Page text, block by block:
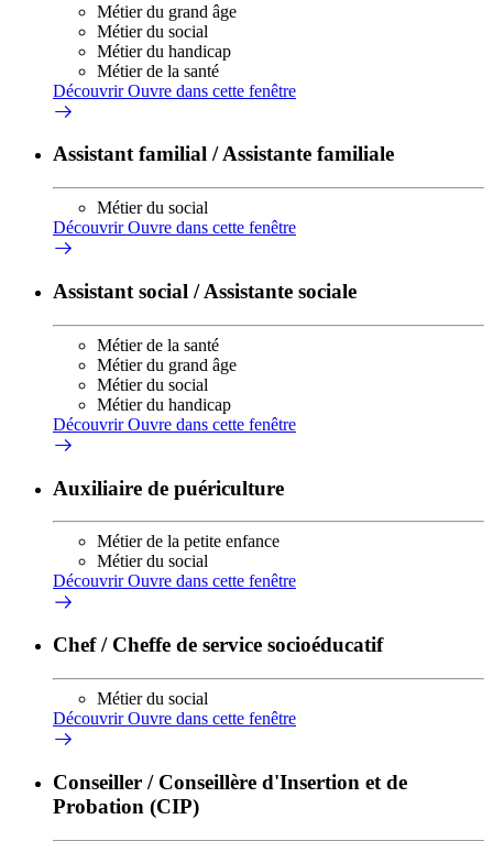
Métier du grand âge
Métier du social
Métier du handicap
Métier de la santé
DécouvrirOuvre dans cette fenêtre
Assistant familial / Assistante familiale
Métier du social
DécouvrirOuvre dans cette fenêtre
Assistant social / Assistante sociale
Métier de la santé
Métier du grand âge
Métier du social
Métier du handicap
DécouvrirOuvre dans cette fenêtre
Auxiliaire de puériculture
Métier de la petite enfance
Métier du social
DécouvrirOuvre dans cette fenêtre
Chef / Cheffe de service socioéducatif
Métier du social
DécouvrirOuvre dans cette fenêtre
Conseiller / Conseillère d'Insertion et de
Probation (CIP)